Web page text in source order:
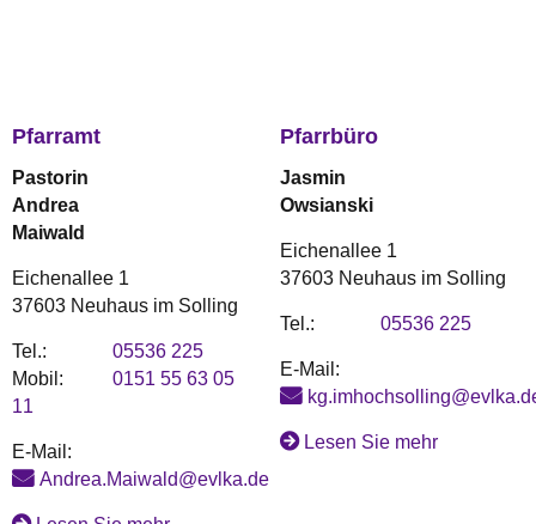
Pfarramt
Pastorin
Andrea
Maiwald
Eichenallee 1
37603 Neuhaus im Solling
Tel.:
05536 225
Mobil:
0151 55 63 05
11
E-Mail:
Andrea.Maiwald@evlka.de
Pfarrbüro
Jasmin
Owsianski
Eichenallee 1
37603 Neuhaus im Solling
Tel.: 05536 225
E-Mail:
Lesen Sie mehr